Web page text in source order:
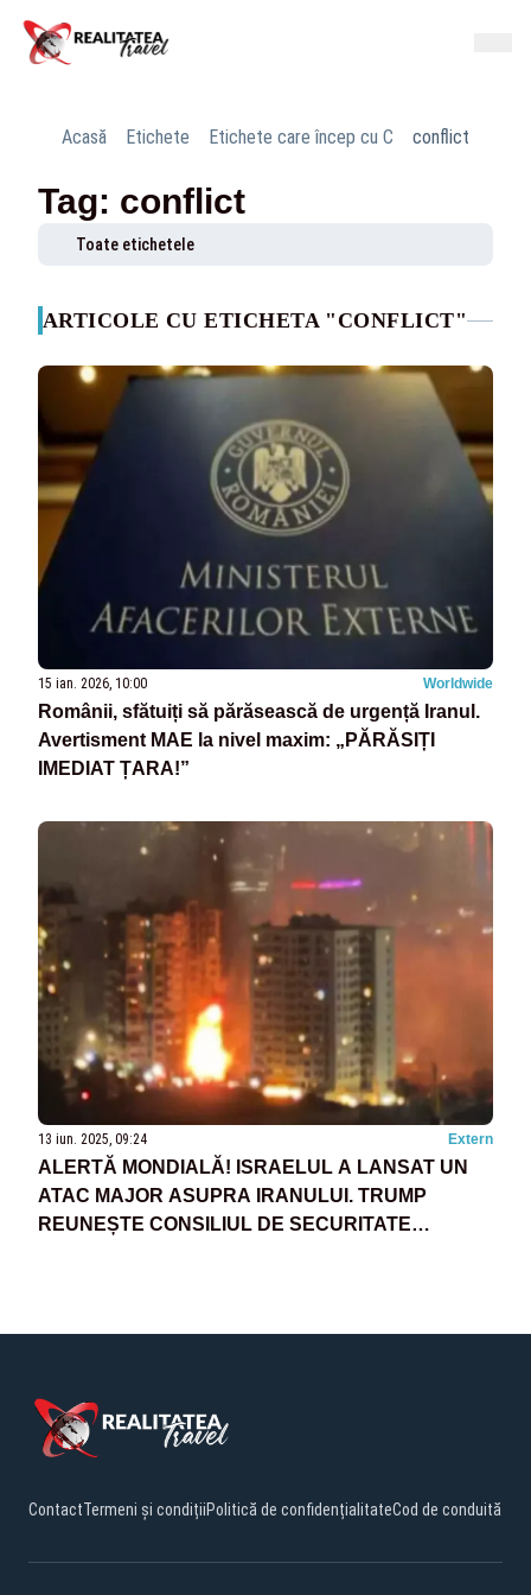
Acasă Etichete Etichete care încep cu C conflict
Tag: conflict
Toate etichetele
ARTICOLE CU ETICHETA "CONFLICT"
15 ian. 2026, 10:00 Worldwide
Românii, sfătuiți să părăsească de urgență Iranul.
Avertisment MAE la nivel maxim: „PĂRĂSIȚI
IMEDIAT ȚARA!”
13 iun. 2025, 09:24 Extern
ALERTĂ MONDIALĂ! ISRAELUL A LANSAT UN
ATAC MAJOR ASUPRA IRANULUI. TRUMP
REUNEȘTE CONSILIUL DE SECURITATE
ContactTermeni și condițiiPolitică de confidențialitateCod de conduită